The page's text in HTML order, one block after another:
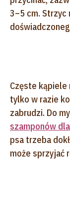
3–5 cm. Strzyc
Częste kąpiele
tylko w razie
zabrudzi. Do
szamponów
psa trzeba
może sprzyjać